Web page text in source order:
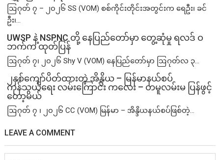
ဩဂုတ် ၇ – ၂၀၂၆ SS (VOM) စစ်ကိုင်းတိုင်းအတွင်းက ရေဦး၊ ခင်
ဦး၊...
UWSP နဲ့ NSPNC တို့ နေပြည်တော်မှာ တွေ့ဆုံမှု ရလဒ် ဝ
ဘက်က ထုတ်ပြန်
ဩဂုတ် ၇၊ ၂၀၂၆ Shy V (VOM) နေပြည်တော်မှာ ဩဂုတ်လ ၃...
၂နှစ်​ကျော်ပိတ်ထားတဲ့ အိန္ဒိယ – မြန်မာနယ်စပ်
ကုန်သွယ်ရေး လမ်းကြောင်း ကလေး – တမူလမ်းမ ပြန်ဖွင့်
တော့မယ်
ဩဂုတ် ၇ ၊ ၂၀၂၆ CC (VOM) မြန်မာ – အိန္ဒိယနယ်စပ်ဖြစ်တဲ့...
LEAVE A COMMENT